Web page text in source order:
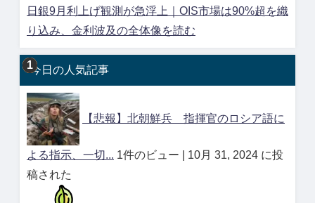
日銀9月利上げ観測が急浮上｜OIS市場は90%超を織
り込み、金利波及の全体像を読む
今日の人気記事
【悲報】北朝鮮兵 指揮官のロシア語に
よる指示、一切... 1件のビュー
10月 31, 2024 に投
稿された